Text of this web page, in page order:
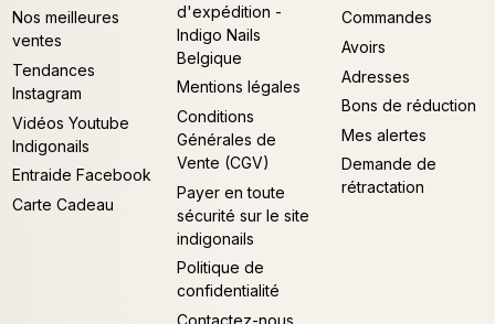
Nos meilleures
ventes
Tendances
Instagram
Vidéos Youtube
Indigonails
Entraide Facebook
Carte Cadeau
d'expédition -
Indigo Nails
Belgique
Mentions légales
Conditions
Générales de
Vente (CGV)
Payer en toute
sécurité sur le site
indigonails
Politique de
confidentialité
Contactez-nous
Commandes
Avoirs
Adresses
Bons de réduction
Mes alertes
Demande de
rétractation